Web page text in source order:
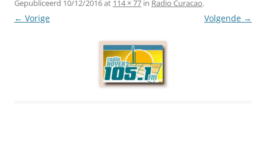
Gepubliceerd 10/12/2016at 114 × 77 in Radio Curacao.
← Vorige Volgende →